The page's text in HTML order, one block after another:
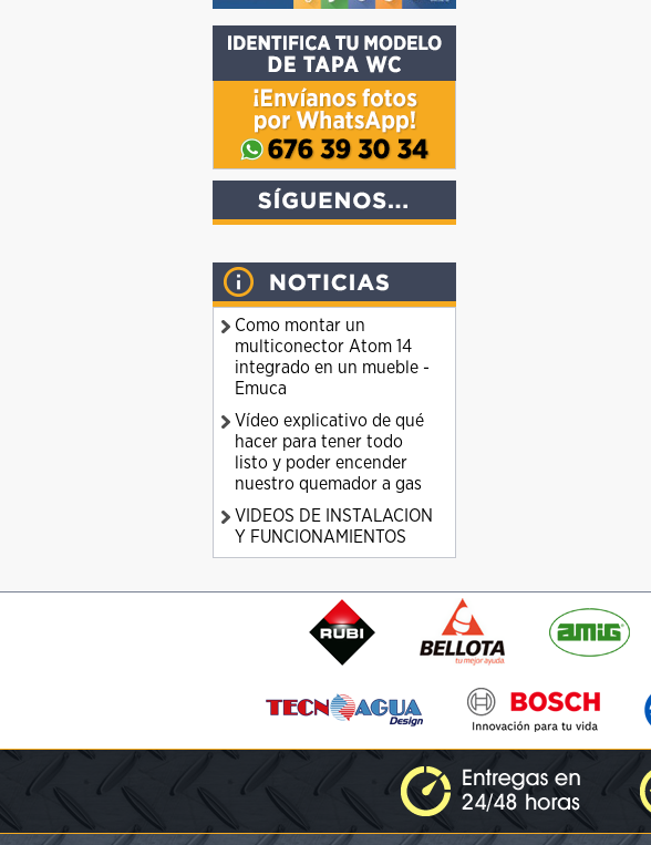
Como montar un
multiconector Atom 14
integrado en un mueble -
Emuca
Vídeo explicativo de qué
hacer para tener todo
listo y poder encender
nuestro quemador a gas
VIDEOS DE INSTALACION
Y FUNCIONAMIENTOS